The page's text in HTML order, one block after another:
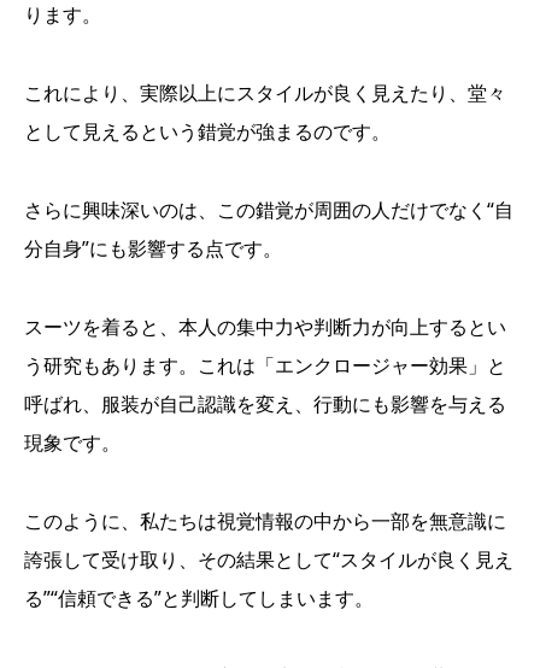
ります。
これにより、実際以上にスタイルが良く見えたり、堂々
として見えるという錯覚が強まるのです。
さらに興味深いのは、この錯覚が周囲の人だけでなく“自
分自身”にも影響する点です。
スーツを着ると、本人の集中力や判断力が向上するとい
う研究もあります。これは「エンクロージャー効果」と
呼ばれ、服装が自己認識を変え、行動にも影響を与える
現象です。
このように、私たちは視覚情報の中から一部を無意識に
誇張して受け取り、その結果として“スタイルが良く見え
る”“信頼できる”と判断してしまいます。